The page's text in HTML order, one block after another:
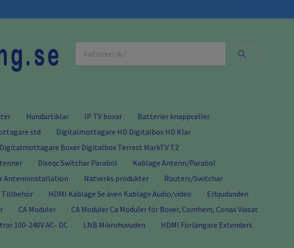
Hundartiklar IP TV boxar
Batterier knappceller
std
Digitalmottagare HD Digitalbox HD Klar
Digitalmottagare Boxer Digitalbox Terrest MarkTV T2
Diseqc Switchar Parabol
Kablage Antenn/Parabol
Antenninstallation Nätverks produkter
Routers/Switchar
Tillbehör HDMI Kablage Se även Kablage Audio/video
Erbjudanden
CA Moduler
CA Moduler Ca Moduler för Boxer, Comhem, Conax Viasat
100-240V AC- DC LNB Mikrohuvuden
HDMI Förlängare Extenders